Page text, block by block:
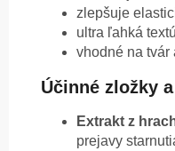
zlepšuje
ultra ľahká
vhodné na tvár
Účinné zložky
Extrakt z
prejavy